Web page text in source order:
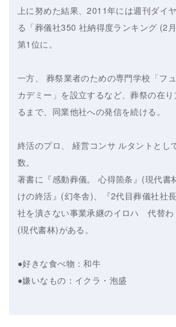
上に努めた結果、2011年には週刊ダイ
る「葬儀社350 社納得度ランキング (2
第1位に。
一方、 葬祭業者のための専門学校「フ
カデミー」を設立するなど、葬祭の在
るまで、同業他社への発信を続ける。
終活のプロ、 経営コンサ ルタントとし
数。
著書に『感動葬儀。 心得箇条』(現代書
けの終活』(幻冬舎)、『2代目葬儀社社
社を潰さない事業承継のイロハ 代替わ
(現代書林)がある。
●好きな食べ物：和牛
●嫌いなもの：イクラ・泡盛